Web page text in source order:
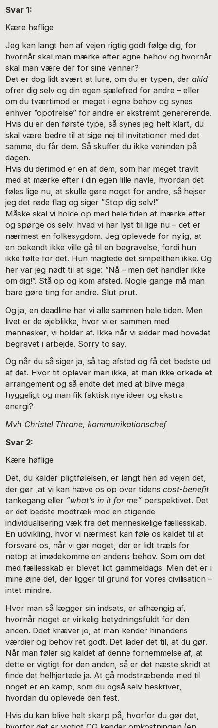
Svar 1:
Kære høflige
Jeg kan langt hen af vejen rigtig godt følge dig, for
hvornår skal man mærke efter egne behov og hvornår
skal man være der for sine venner?
Det er dog lidt svært at lure, om du er typen, deraltid
ofrer dig selv og din egen sjælefred for andre – eller
om du tværtimod er meget i egne behov og synes
enhver ”opofrelse” for andre er ekstremt genererende.
Hvis du er den første type, så synes jeg helt klart, du
skal være bedre til at sige nej til invitationer med det
samme, du får dem. Så skuffer du ikke veninden på
dagen.
Hvis du derimod er en af dem, som har meget travlt
med at mærke efter i din egen lille navle, hvordan det
føles lige nu, at skulle gøre noget for andre, så hejser
jeg det røde flag og siger ”Stop dig selv!”
Måske skal vi holde op med hele tiden at mærke efter
og spørge os selv, hvad vi har lyst til lige nu – det er
nærmest en folkesygdom. Jeg oplevede for nylig, at
en bekendt ikke ville gå til en begravelse, fordi hun
ikke følte for det. Hun magtede det simpelthen ikke. Og
her var jeg nødt til at sige: ”Nå – men det handler ikke
om dig!”. Stå op og kom afsted. Nogle gange må man
bare gøre ting for andre. Slut prut.
Og ja, en deadline har vi alle sammen hele tiden. Men
livet er de øjeblikke, hvor vi er sammen med
mennesker, vi holder af. Ikke når vi sidder med hovedet
begravet i arbejde. Sorry to say.
Og når du så siger ja, så tag afsted og få det bedste ud
af det. Hvor tit oplever man ikke, at man ikke orkede et
arrangement og så endte det med at blive mega
hyggeligt og man fik faktisk nye ideer og ekstra
energi?
Mvh Christel Thrane, kommunikationschef
Svar 2:
Kære høflige
Det, du kalder pligtfølelsen, er langt hen ad vejen det,
der gør ,at vi kan hæve os op over tidenscost-benefit
tankegang eller ”what’s in it for me” perspektivet. Det
er det bedste modtræk mod en stigende
individualisering væk fra det menneskelige fællesskab.
En udvikling, hvor vi nærmest kan føle os kaldet til at
forsvare os, når vi gør noget, der er lidt træls for
netop at imødekomme en andens behov. Som om det
med fællesskab er blevet lidt gammeldags. Men det er i
mine øjne det, der ligger til grund for vores civilisation –
intet mindre.
Hvor man så lægger sin indsats, er afhængig af,
hvornår noget er virkelig betydningsfuldt for den
anden. Ddet kræver jo, at man kender hinandens
værdier og behov ret godt. Det lader det til, at du gør.
Når man føler sig kaldet af denne fornemmelse af, at
dette er vigtigt for den anden, så er det næste skridt at
finde det helhjertede ja. At gå modstræbende med til
noget er en kamp, som du også selv beskriver,
hvordan du oplevede den fest.
Hvis du kan blive helt skarp på, hvorfor du gør det,